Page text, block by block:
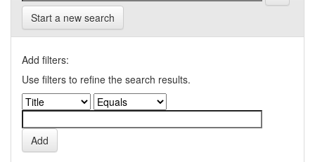
Start a new search
Add filters:
Use filters to refine the search results.